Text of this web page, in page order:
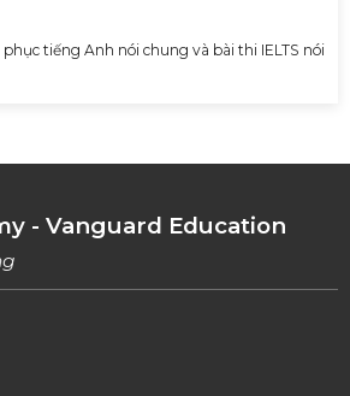
tiếng Anh nói chung và bài thi IELTS nói
- Vanguard Education